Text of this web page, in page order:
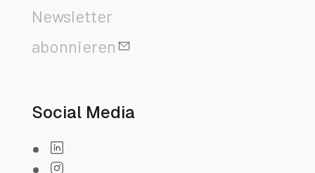
Newsletter
abonnieren
Social Media